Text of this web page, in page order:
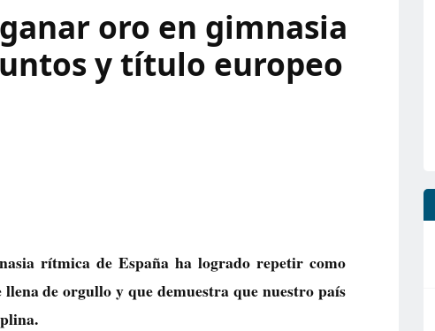
oro en gimnasia
y título europeo
rítmica de España ha logrado repetir como
de orgullo y que demuestra que nuestro país